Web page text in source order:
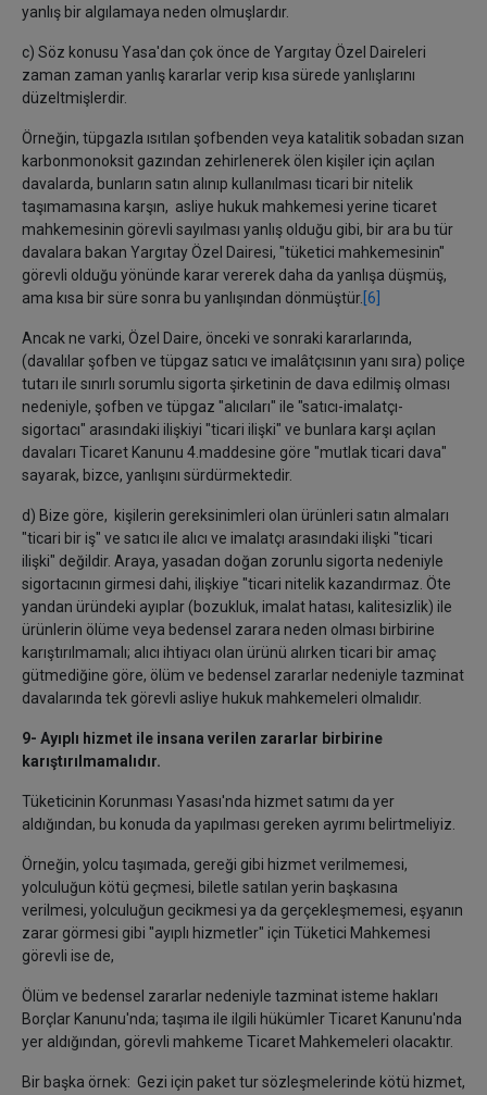
yanlış bir algılamaya neden olmuşlardır.
c) Söz konusu Yasa'dan çok önce de Yargıtay Özel Daireleri
zaman zaman yanlış kararlar verip kısa sürede yanlışlarını
düzeltmişlerdir.
Örneğin, tüpgazla ısıtılan şofbenden veya katalitik sobadan sızan
karbonmonoksit gazından zehirlenerek ölen kişiler için açılan
davalarda, bunların satın alınıp kullanılması ticari bir nitelik
taşımamasına karşın, asliye hukuk mahkemesi yerine ticaret
mahkemesinin görevli sayılması yanlış olduğu gibi, bir ara bu tür
davalara bakan Yargıtay Özel Dairesi, "tüketici mahkemesinin"
görevli olduğu yönünde karar vererek daha da yanlışa düşmüş,
ama kısa bir süre sonra bu yanlışından dönmüştür. [6]
Ancak ne varki, Özel Daire, önceki ve sonraki kararlarında,
(davalılar şofben ve tüpgaz satıcı ve imalâtçısının yanı sıra) poliçe
tutarı ile sınırlı sorumlu sigorta şirketinin de dava edilmiş olması
nedeniyle, şofben ve tüpgaz "alıcıları" ile "satıcı-imalatçı-
sigortacı" arasındaki ilişkiyi "ticari ilişki" ve bunlara karşı açılan
davaları Ticaret Kanunu 4.maddesine göre "mutlak ticari dava"
sayarak, bizce, yanlışını sürdürmektedir.
d) Bize göre, kişilerin gereksinimleri olan ürünleri satın almaları
"ticari bir iş" ve satıcı ile alıcı ve imalatçı arasındaki ilişki "ticari
ilişki" değildir. Araya, yasadan doğan zorunlu sigorta nedeniyle
sigortacının girmesi dahi, ilişkiye "ticari nitelik kazandırmaz. Öte
yandan üründeki ayıplar (bozukluk, imalat hatası, kalitesizlik) ile
ürünlerin ölüme veya bedensel zarara neden olması birbirine
karıştırılmamalı; alıcı ihtiyacı olan ürünü alırken ticari bir amaç
gütmediğine göre, ölüm ve bedensel zararlar nedeniyle tazminat
davalarında tek görevli asliye hukuk mahkemeleri olmalıdır.
9- Ayıplı hizmet ile insana verilen zararlar birbirine
karıştırılmamalıdır.
Tüketicinin Korunması Yasası'nda hizmet satımı da yer
aldığından, bu konuda da yapılması gereken ayrımı belirtmeliyiz.
Örneğin, yolcu taşımada, gereği gibi hizmet verilmemesi,
yolculuğun kötü geçmesi, biletle satılan yerin başkasına
verilmesi, yolculuğun gecikmesi ya da gerçekleşmemesi, eşyanın
zarar görmesi gibi "ayıplı hizmetler" için Tüketici Mahkemesi
görevli ise de,
Ölüm ve bedensel zararlar nedeniyle tazminat isteme hakları
Borçlar Kanunu'nda; taşıma ile ilgili hükümler Ticaret Kanunu'nda
yer aldığından, görevli mahkeme Ticaret Mahkemeleri olacaktır.
Bir başka örnek: Gezi için paket tur sözleşmelerinde kötü hizmet,